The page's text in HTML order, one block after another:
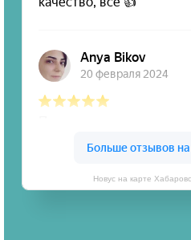
Новус на карте